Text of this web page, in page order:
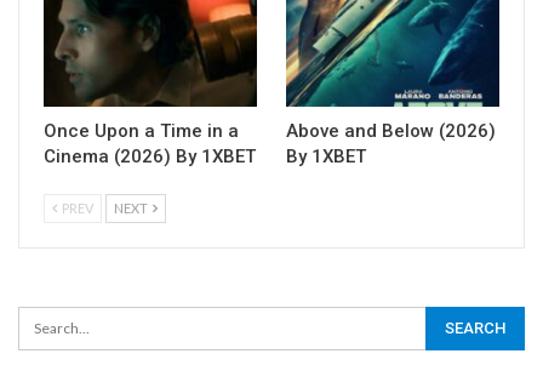
Once Upon a Time in a
Cinema (2026) By 1XBET
Above and Below (2026)
By 1XBET
PREV NEXT